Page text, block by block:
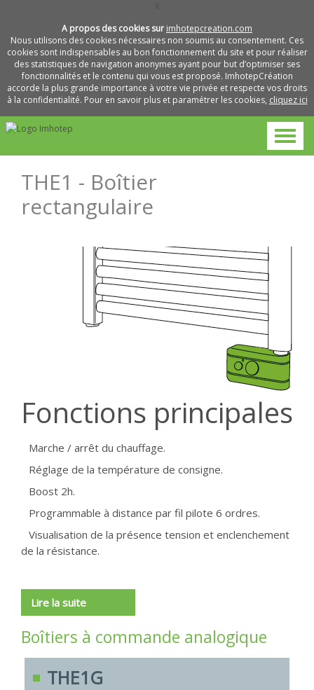
A propos des cookies sur imhotepcreation.com
Nous utilisons des cookies nécessaires non soumis au consentement. Ces
cookies sont indispensables au bon fonctionnement du site et pour réaliser
des statistiques de navigation anonymes ayant pour but d’optimiser ses
fonctionnalités et le contenu qui vous est proposé. ImhotepCréation
accorde la plus grande importance à votre vie privée et respecte vos droits
à la confidentialité. Pour en savoir plus et paramétrer les cookies, cliquez ici
THE1 - Boîtier
rectangulaire
Fonctions principales
Marche / arrêt du chauffage.
Réglage de la température de consigne.
Boost 2h.
Programmable à distance par fil pilote 6 ordres.
Visualisation de la présence tension et enclenchement
de la résistance.
Lire la suite
Boîtiers à commande analogique
THE1G